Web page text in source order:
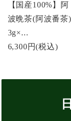
【国産100%】阿
波晩茶(阿波番茶)
3g×...
6,300円(税込)